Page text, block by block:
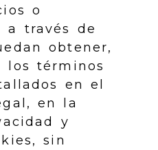
o
a través de
obtener,
los términos
en el
en la
y
sin